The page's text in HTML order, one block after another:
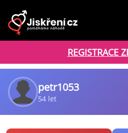
REGISTRACE
petr1053
54 let